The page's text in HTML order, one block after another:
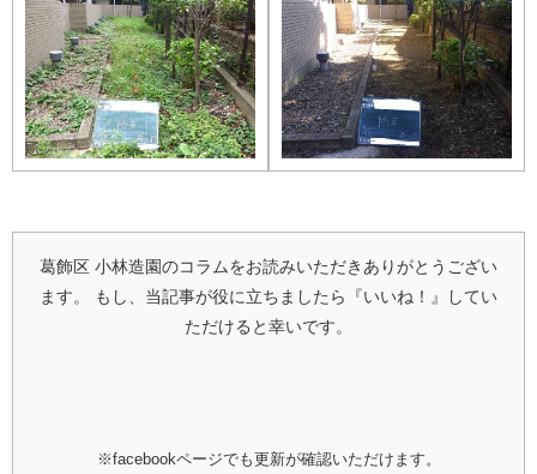
葛飾区 小林造園のコラムをお読みいただきありがとうござい
ます。
もし、当記事が役に立ちましたら『いいね！』してい
ただけると幸いです。
※facebookページでも更新が確認いただけます。